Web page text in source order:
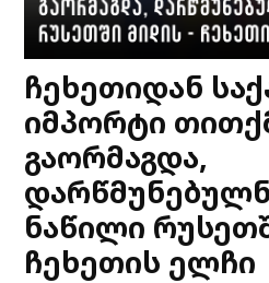
ჩეხეთიდან
იმპორტი
გაორმაგდა,
ნაწილი
ჩეხეთის ელჩი